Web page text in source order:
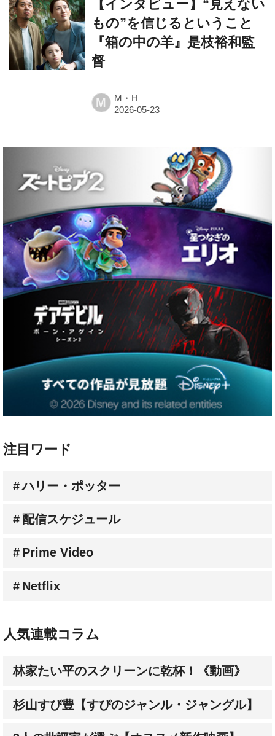
『箱の中の羊』是枝裕和監
督
M
注目ワード
ハリー・ポッター
配信スケジュール
Prime Video
Netflix
林家たい平のスクリーンに乾杯！《動画》
杉山すぴ豊【すぴのジャンル・ジャングル】
3人の批評家が選ぶ【オススメ新作映画】